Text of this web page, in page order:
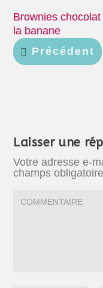
Brownies
la banane
Précédent
Laisser une
Votre adresse e-
champs